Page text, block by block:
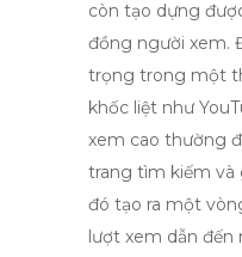
còn tạo dựng
đồng người xem.
trọng trong một
khốc liệt như
xem cao thường
trang tìm kiếm và
đó tạo ra một
lượt xem dẫn đến